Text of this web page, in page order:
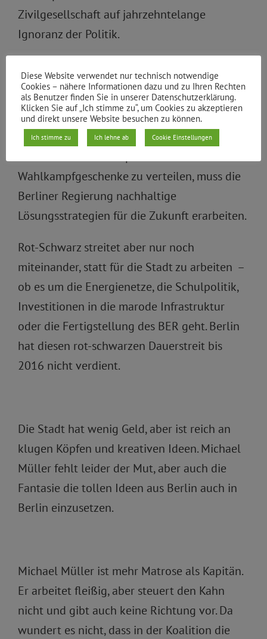
Zivilgesellschaft auf jahrzehntelange
Ignoranz der Politik.
Die Stadt braucht endlich eine Wende in der
Wohnungspolitik, nachhaltige Investitionen
und ein Konzept für die wachsende Stadt.
Wahlkampfgeschenke zu verteilen, muss die
Berliner Regierung nachhaltige
Lösungsstrategien für die Zukunft erarbeiten.
Rot-Schwarz streitet aber nur noch
miteinander, statt für die Stadt zu arbeiten –
ob es um die Energienetze, die Schulpolitik,
Investitionen in die marode Infrastruktur
oder die Fertigstellung des BER geht. Berlin
hat diesen rot-schwarzen Dauerstreit bis
2016 nicht verdient.
Die Stadt hat wenig Geld, aber ist reich an
klugen Köpfen und kreativen Ideen. Michael
Müller fehlt leider der Mut, aber auch die
Fantasie die tollen Ideen aus Berlin auch in
Berlin einzusetzen.
Michael Müller ist mehr Matrose als Kapitän.
Er arbeitet fleißig, aber steuert den Kahn
nicht und gibt auch keine Richtung vor. Da
wundert es nicht, dass in der Koalition die
Diese Website verwendet nur technisch notwendige
Cookies – nähere Informationen dazu und zu Ihren Rechten
als Benutzer finden Sie in unserer Datenschutzerklärung.
Klicken Sie auf „Ich stimme zu“, um Cookies zu akzeptieren
und direkt unsere Website besuchen zu können.
Ich stimme zu Ich lehne ab Cookie Einstellungen